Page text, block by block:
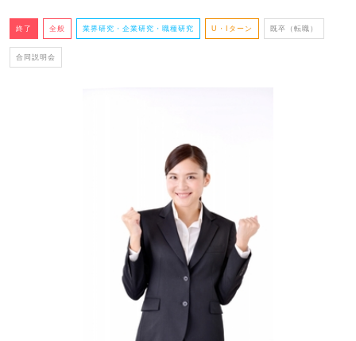
終了 全般 業界研究・企業研究・職種研究 U・Iターン 既卒（転職）
合同説明会